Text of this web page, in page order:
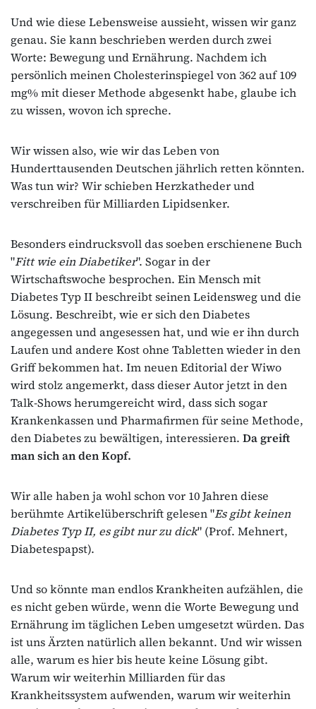
Und wie diese Lebensweise aussieht, wissen wir ganz
genau. Sie kann beschrieben werden durch zwei
Worte: Bewegung und Ernährung. Nachdem ich
persönlich meinen Cholesterinspiegel von 362 auf 109
mg% mit dieser Methode abgesenkt habe, glaube ich
zu wissen, wovon ich spreche.
Wir wissen also, wie wir das Leben von
Hunderttausenden Deutschen jährlich retten könnten.
Was tun wir? Wir schieben Herzkatheder und
verschreiben für Milliarden Lipidsenker.
Besonders eindrucksvoll das soeben erschienene Buch
"Fitt wie ein Diabetiker". Sogar in der
Wirtschaftswoche besprochen. Ein Mensch mit
Diabetes Typ II beschreibt seinen Leidensweg und die
Lösung. Beschreibt, wie er sich den Diabetes
angegessen und angesessen hat, und wie er ihn durch
Laufen und andere Kost ohne Tabletten wieder in den
Griff bekommen hat. Im neuen Editorial der Wiwo
wird stolz angemerkt, dass dieser Autor jetzt in den
Talk-Shows herumgereicht wird, dass sich sogar
Krankenkassen und Pharmafirmen für seine Methode,
den Diabetes zu bewältigen, interessieren. Da greift
man sich an den Kopf.
Wir alle haben ja wohl schon vor 10 Jahren diese
berühmte Artikelüberschrift gelesen "Es gibt keinen
Diabetes Typ II, es gibt nur zu dick" (Prof. Mehnert,
Diabetespapst).
Und so könnte man endlos Krankheiten aufzählen, die
es nicht geben würde, wenn die Worte Bewegung und
Ernährung im täglichen Leben umgesetzt würden. Das
ist uns Ärzten natürlich allen bekannt. Und wir wissen
alle, warum es hier bis heute keine Lösung gibt.
Warum wir weiterhin Milliarden für das
Krankheitssystem aufwenden, warum wir weiterhin